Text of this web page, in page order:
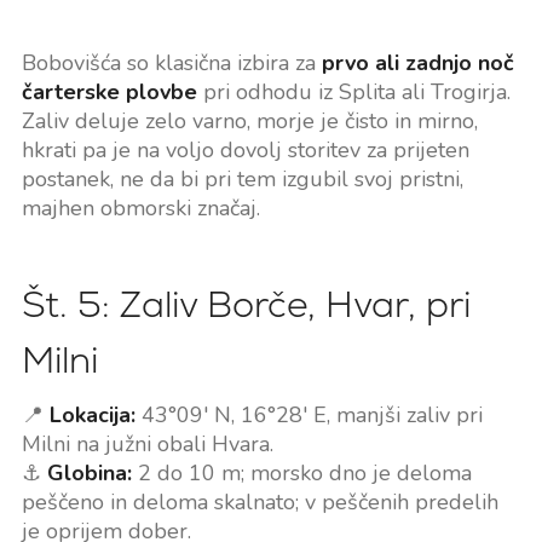
Bobovišća so klasična izbira za prvo ali zadnjo noč
čarterske plovbepri odhodu iz Splita ali Trogirja.
Zaliv deluje zelo varno, morje je čisto in mirno,
hkrati pa je na voljo dovolj storitev za prijeten
postanek, ne da bi pri tem izgubil svoj pristni,
majhen obmorski značaj.
Št. 5: Zaliv Borče, Hvar, pri
Milni
📍 Lokacija:43°09' N, 16°28' E, manjši zaliv pri
Milni na južni obali Hvara.
⚓ Globina:2 do 10 m; morsko dno je deloma
peščeno in deloma skalnato; v peščenih predelih
je oprijem dober.